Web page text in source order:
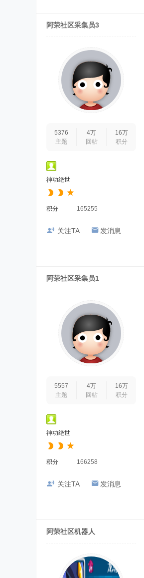
阿荣社区采集员3
5376
主题
4万
回帖
16万
积分
神功绝世
积分 165255
关注TA 发消息
阿荣社区采集员1
5557
主题
4万
回帖
16万
积分
神功绝世
积分 166258
关注TA 发消息
阿荣社区机器人